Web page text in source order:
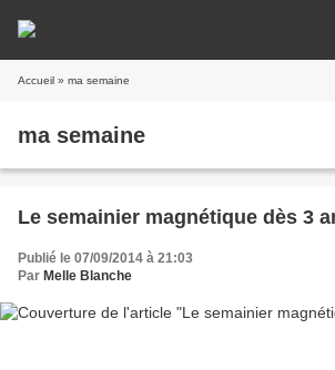
Accueil » ma semaine
ma semaine
Le semainier magnétique dès 3
Publié le 07/09/2014 à 21:03
Par Melle Blanche